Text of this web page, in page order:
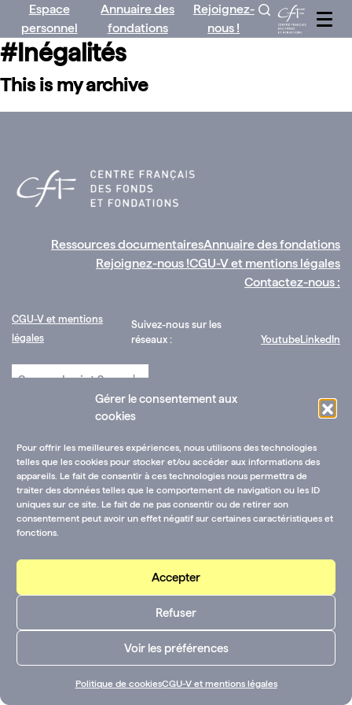
Gérer le consentement aux
cookies
Pour offrir les meilleures expériences, nous utilisons des technologies
telles que les cookies pour stocker et/ou accéder aux informations des
appareils. Le fait de consentir à ces technologies nous permettra de
traiter des données telles que le comportement de navigation ou les ID
uniques sur ce site. Le fait de ne pas consentir ou de retirer son
consentement peut avoir un effet négatif sur certaines caractéristiques et
fonctions.
Accepter
Refuser
Voir les préférences
Politique de cookiesCGU-V et mentions légales
contenu
Espace
personnel
Annuaire des
fondations
Rejoignez-
nous !
#Inégalités
This is my archive
Ressources documentairesAnnuaire des fondations
Rejoignez-nous !CGU-V et mentions légales
Contactez-nous :
CGU-V et mentions
légales
Suivez-nous sur les
réseaux :
YoutubeLinkedIn